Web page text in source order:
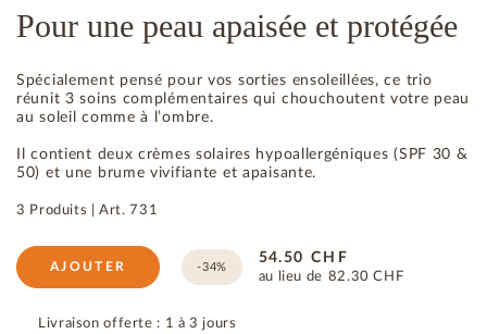
Pour une peau apaisée et protégée
Spécialement pensé pour vos sorties ensoleillées, ce trio
réunit 3 soins complémentaires qui chouchoutent votre peau
au soleil comme à l’ombre.
Il contient deux crèmes solaires hypoallergéniques (SPF 30 &
50) et une brume vivifiante et apaisante.
3 Produits |Art.731
AJOUTER -34%
54.50 CHF
au lieu de 82.30 CHF
Livraison offerte : 1 à 3 jours